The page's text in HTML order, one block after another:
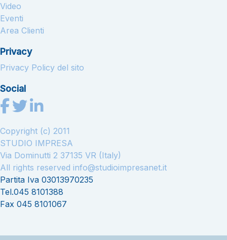
Video
Eventi
Area Clienti
Privacy
Privacy Policy del sito
Social
Copyright (c) 2011
STUDIO IMPRESA
Via Dominutti 2 37135 VR (Italy)
All rights reserved info@studioimpresanet.it
Partita Iva 03013970235
Tel.045 8101388
Fax 045 8101067